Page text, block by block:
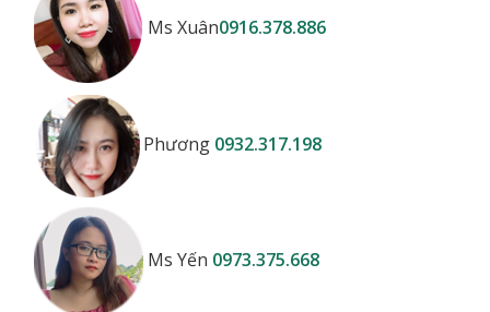
Ms Xuân0916.378.886
Phương 0932.317.198
Ms Yến 0973.375.668